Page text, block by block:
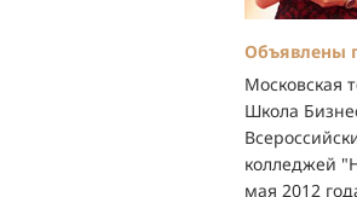
Объявлены
Московская
Школа
колледжей
мая 2012